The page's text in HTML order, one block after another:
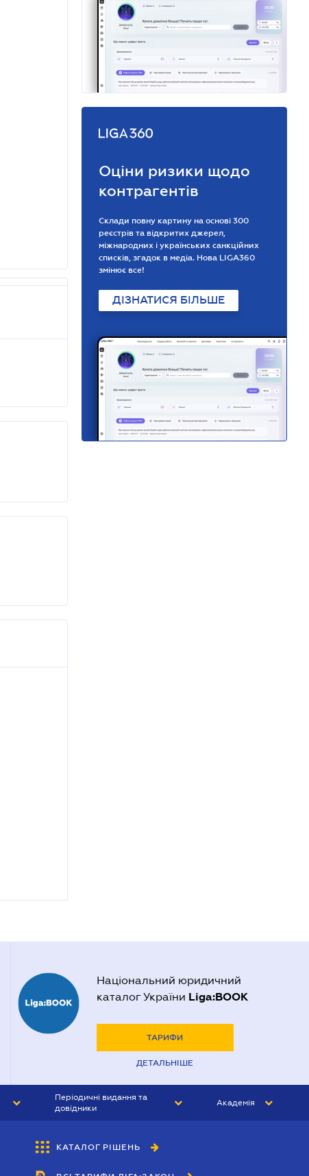
Оціни ризики щодо
контрагентів
Склади повну картину на основі 300
реєстрів та відкритих джерел,
міжнародних і українських санкційних
списків, згадок в медіа. Нова LIGA360
змінює все!
ДІЗНАТИСЯ БІЛЬШЕ
Національний юридичний
каталог України Liga:BOOK
ТАРИФИ
ДЕТАЛЬНІШЕ
Періодичні видання та
довідники
БУХГАЛТЕР&ЗАКОН
Академія
КАТАЛОГ РІШЕНЬ